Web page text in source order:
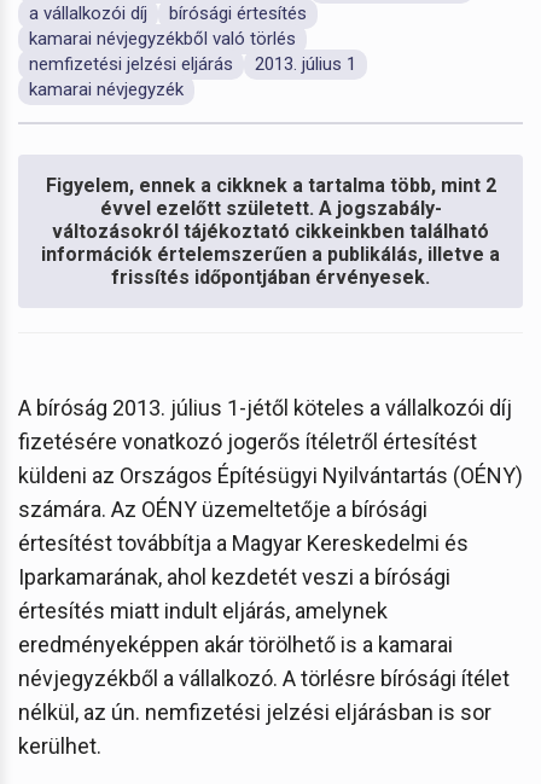
a vállalkozói díj
bírósági értesítés
kamarai névjegyzékből való törlés
nemfizetési jelzési eljárás
2013. július 1
kamarai névjegyzék
Figyelem, ennek a cikknek a tartalma több, mint 2
évvel ezelőtt született. A jogszabály-
változásokról tájékoztató cikkeinkben található
információk értelemszerűen a publikálás, illetve a
frissítés időpontjában érvényesek.
A bíróság 2013. július 1-jétől köteles a vállalkozói díj
fizetésére vonatkozó jogerős ítéletről értesítést
küldeni az Országos Építésügyi Nyilvántartás (OÉNY)
számára. Az OÉNY üzemeltetője a bírósági
értesítést továbbítja a Magyar Kereskedelmi és
Iparkamarának, ahol kezdetét veszi a bírósági
értesítés miatt indult eljárás, amelynek
eredményeképpen akár törölhető is a kamarai
névjegyzékből a vállalkozó. A törlésre bírósági ítélet
nélkül, az ún. nemfizetési jelzési eljárásban is sor
kerülhet.